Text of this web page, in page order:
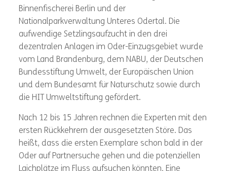
Binnenfischerei Berlin und der
Nationalparkverwaltung Unteres Odertal. Die
aufwendige Setzlingsaufzucht in den drei
dezentralen Anlagen im Oder-Einzugsgebiet wurde
vom Land Brandenburg, dem NABU, der Deutschen
Bundesstiftung Umwelt, der Europäischen Union
und dem Bundesamt für Naturschutz sowie durch
die HIT Umweltstiftung gefördert.
Nach 12 bis 15 Jahren rechnen die Experten mit den
ersten Rückkehrern der ausgesetzten Störe. Das
heißt, dass die ersten Exemplare schon bald in der
Oder auf Partnersuche gehen und die potenziellen
Laichplätze im Fluss aufsuchen könnten. Eine